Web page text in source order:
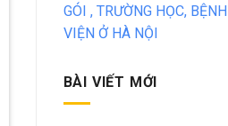
GÓI , TRƯỜNG HỌC, BỆNH
VIỆN Ở HÀ NỘI
BÀI VIẾT MỚI